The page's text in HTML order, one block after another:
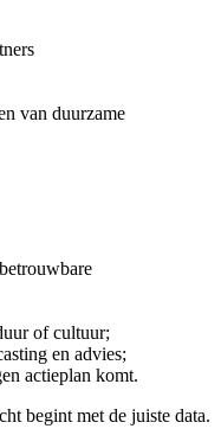
van duurzame
of cultuur;
en advies;
actieplan komt.
begint met de juiste data.